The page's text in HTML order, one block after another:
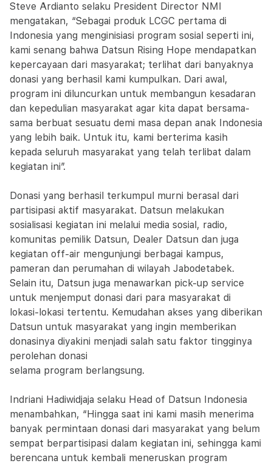
Steve Ardianto selaku President Director NMI
mengatakan, “Sebagai produk LCGC pertama di
Indonesia yang menginisiasi program sosial seperti ini,
kami senang bahwa Datsun Rising Hope mendapatkan
kepercayaan dari masyarakat; terlihat dari banyaknya
donasi yang berhasil kami kumpulkan. Dari awal,
program ini diluncurkan untuk membangun kesadaran
dan kepedulian masyarakat agar kita dapat bersama-
sama berbuat sesuatu demi masa depan anak Indonesia
yang lebih baik. Untuk itu, kami berterima kasih
kepada seluruh masyarakat yang telah terlibat dalam
kegiatan ini”.
Donasi yang berhasil terkumpul murni berasal dari
partisipasi aktif masyarakat. Datsun melakukan
sosialisasi kegiatan ini melalui media sosial, radio,
komunitas pemilik Datsun, Dealer Datsun dan juga
kegiatan off-air mengunjungi berbagai kampus,
pameran dan perumahan di wilayah Jabodetabek.
Selain itu, Datsun juga menawarkan pick-up service
untuk menjemput donasi dari para masyarakat di
lokasi-lokasi tertentu. Kemudahan akses yang diberikan
Datsun untuk masyarakat yang ingin memberikan
donasinya diyakini menjadi salah satu faktor tingginya
perolehan donasi
selama program berlangsung.
Indriani Hadiwidjaja selaku Head of Datsun Indonesia
menambahkan, “Hingga saat ini kami masih menerima
banyak permintaan donasi dari masyarakat yang belum
sempat berpartisipasi dalam kegiatan ini, sehingga kami
berencana untuk kembali meneruskan program